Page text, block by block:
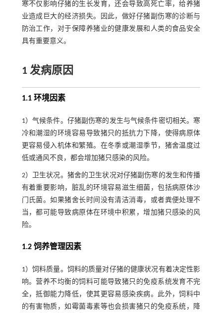
寒不仅影响仔猪的生长发育，还会导致高死亡率，给养猪
业造成巨大的经济损失。因此，做好仔猪副伤寒的诊断与
防治工作，对于保障养猪业的健康发展和人类的食品安全
具有重要意义。
1 发病原因
1.1 环境因素
1）气候条件。仔猪副伤寒的发生与气候条件密切相关。寒
冷和潮湿的环境容易导致猪只的抵抗力下降，使得病原体
更容易侵入机体和繁殖。在冬季或潮湿季节，猪舍温度过
低或通风不良，都会增加猪只感染的风险。
2）卫生状况。猪舍的卫生状况对仔猪副伤寒的发生和传播
有着重要影响，脏乱的环境容易滋生细菌，包括病原体沙
门氏菌。如果猪舍长时间没有清洁消毒，或者粪便处理不
当，都可能导致病原体在环境中积累，增加猪只感染的风
险。
1.2 饲养管理因素
1）饲料质量。饲料的质量对仔猪的健康状况有着决定性影
响。营养不均衡的饲料可能导致猪只的免疫系统发育不完
全，抵御能力降低，使其更容易感染疾病。此外，饲料中
的有害物质，如霉菌毒素等也会损害猪只的免疫系统，降